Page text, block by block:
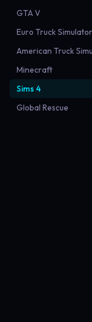
GTA V
Euro Truck
American Truck
Minecraft
Sims 4
Global Rescue